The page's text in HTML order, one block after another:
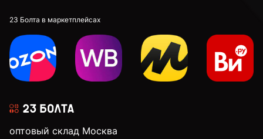
23 Болта в маркетплейсах
оптовый склад Москва